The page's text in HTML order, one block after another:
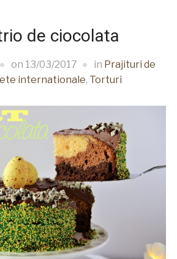
de ciocolata
on 13/03/2017 in Prajituri de
internationale, Torturi